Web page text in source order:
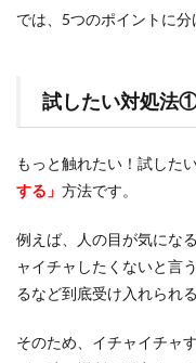
では、5つのポイントに分
試したい対処法
もっと触れたい！試した
する」 方法です。
例えば、人の目が気にな
ャイチャしたくないと言
るなど到底受け入れられ
そのため、イチャイチャ